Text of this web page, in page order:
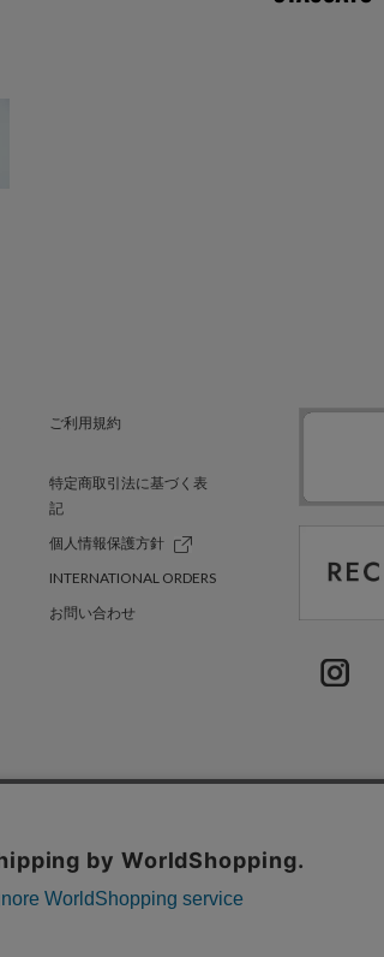
ご利用規約
特定商取引法に基づく表
記
個人情報保護方針
INTERNATIONAL ORDERS
お問い合わせ
採用情報